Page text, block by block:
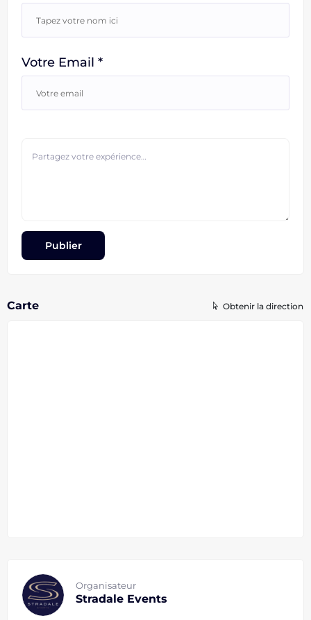
Votre Email *
Carte Obtenir la direction
Organisateur
Stradale Events